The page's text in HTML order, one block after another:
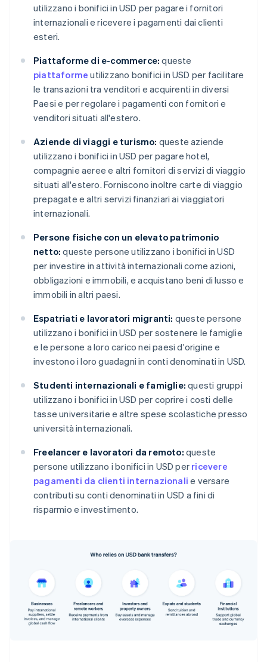
utilizzano i bonifici in USD per pagare i fornitori
internazionali e ricevere i pagamenti dai clienti
esteri.
Piattaforme di e-commerce: queste
piattaforme utilizzano bonifici in USD per facilitare
le transazioni tra venditori e acquirenti in diversi
Paesi e per regolare i pagamenti con fornitori e
venditori situati all'estero.
Aziende di viaggi e turismo: queste aziende
utilizzano i bonifici in USD per pagare hotel,
compagnie aeree e altri fornitori di servizi di viaggio
situati all'estero. Forniscono inoltre carte di viaggio
prepagate e altri servizi finanziari ai viaggiatori
internazionali.
Persone fisiche con un elevato patrimonio
netto: queste persone utilizzano i bonifici in USD
per investire in attività internazionali come azioni,
obbligazioni e immobili, e acquistano beni di lusso e
immobili in altri paesi.
Espatriati e lavoratori migranti: queste persone
utilizzano i bonifici in USD per sostenere le famiglie
e le persone a loro carico nei paesi d'origine e
investono i loro guadagni in conti denominati in USD.
Studenti internazionali e famiglie: questi gruppi
utilizzano i bonifici in USD per coprire i costi delle
tasse universitarie e altre spese scolastiche presso
università internazionali.
Freelancer e lavoratori da remoto: queste
persone utilizzano i bonifici in USD per ricevere
pagamenti da clienti internazionali e versare
contributi su conti denominati in USD a fini di
risparmio e investimento.